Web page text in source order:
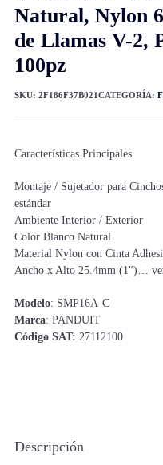
Natural, Nylon
de Llamas V-2,
100pz
Características Principales
Montaje / Sujetador para
estándar
Ambiente Interior / Exterior
Color Blanco Natural
Material Nylon con Cinta
Ancho x Alto 25.4mm (1″)…
Modelo: SMP16A-C
Marca: PANDUIT
Código SAT: 27112100
SKU: 2F186F37B021CATEGORÍA:
Descripción